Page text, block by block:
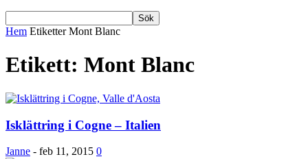
Hem Etiketter Mont Blanc
Etikett: Mont Blanc
Isklättring i Cogne – Italien
Janne - feb 11, 2015 0